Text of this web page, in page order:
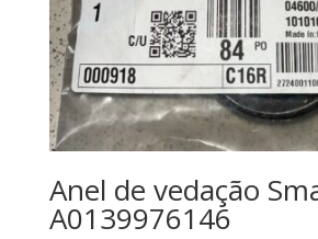
Anel de vedação
A0139976146